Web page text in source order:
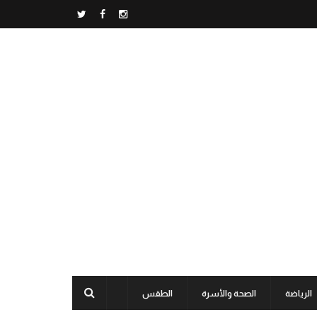
الرياضة الصحة والأسرة الطقس